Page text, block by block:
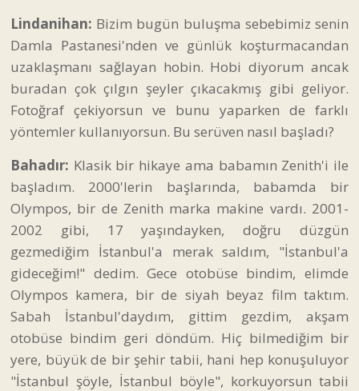
Lindanihan: Bizim bugün buluşma sebebimiz senin
Damla Pastanesi'nden ve günlük koşturmacandan
uzaklaşmanı sağlayan hobin. Hobi diyorum ancak
buradan çok çılgın şeyler çıkacakmış gibi geliyor.
Fotoğraf çekiyorsun ve bunu yaparken de farklı
yöntemler kullanıyorsun. Bu serüven nasıl başladı?
Bahadır: Klasik bir hikaye ama babamın Zenith'i ile
başladım. 2000'lerin başlarında, babamda bir
Olympos, bir de Zenith marka makine vardı. 2001-
2002 gibi, 17 yaşındayken, doğru düzgün
gezmediğim İstanbul'a merak saldım, "İstanbul'a
gideceğim!" dedim. Gece otobüse bindim, elimde
Olympos kamera, bir de siyah beyaz film taktım.
Sabah İstanbul'daydım, gittim gezdim, akşam
otobüse bindim geri döndüm. Hiç bilmediğim bir
yere, büyük de bir şehir tabii, hani hep konuşuluyor
"İstanbul şöyle, İstanbul böyle", korkuyorsun tabii